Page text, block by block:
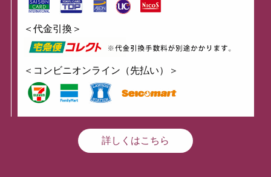
＜代金引換＞
＜コンビニオンライン（先払い）＞
詳しくはこちら